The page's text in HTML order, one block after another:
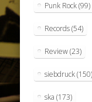
Punk Rock(99)
Records(54)
Review(23)
siebdruck(150)
ska (173)